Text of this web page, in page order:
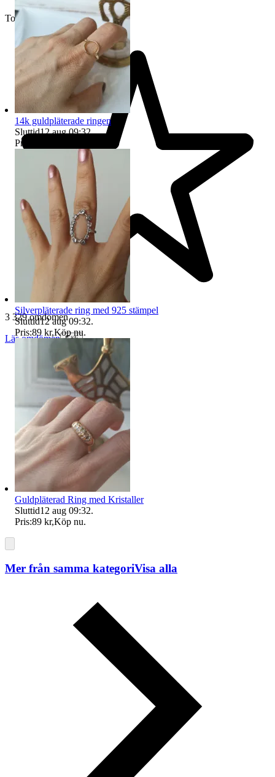
Toppsäljare
3 329 omdömen
Läs omdömen Följ
14k guldpläterade ringen
Sluttid12 aug 09:32.
Pris:
Silverpläterade ring med 925 stämpel
Sluttid12 aug 09:32.
Pris:89 kr,Köp nu.
Guldpläterad Ring med Kristaller
Sluttid12 aug 09:32.
Pris:89 kr,Köp nu.
Mer från samma kategoriVisa alla